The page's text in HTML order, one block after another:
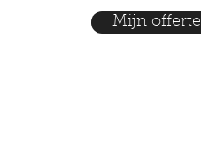
Mijn offerte